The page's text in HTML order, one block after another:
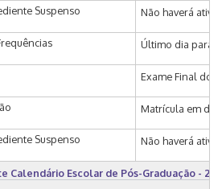
Suspenso Não haverá
Último dia para
Exame Final do
Matrícula em
Suspenso Não haverá
Calendário Escolar de Pós-Graduação -